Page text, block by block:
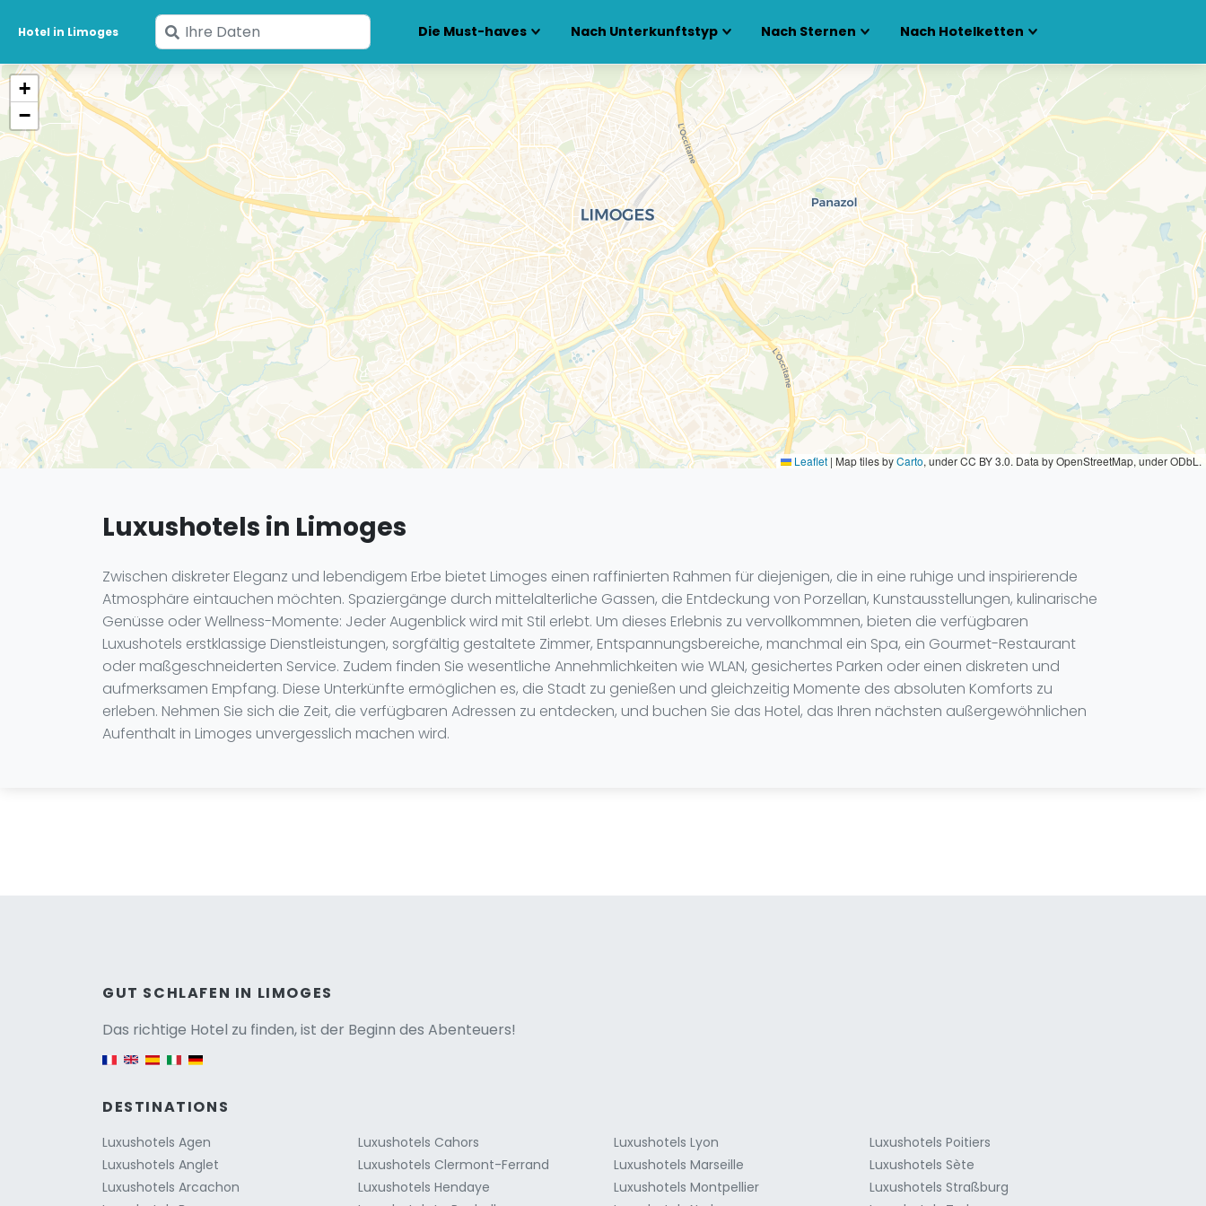
Hotel in Limoges
Geben
Sie
Ihre
Daten
ein
Die Must-haves Nach Unterkunftstyp Nach Sternen Nach Hotelketten
+
−
Leaflet | Map tiles byCarto, under CC BY 3.0. Data by OpenStreetMap, under ODbL.
Luxushotels in Limoges
Zwischen diskreter Eleganz und lebendigem Erbe bietet Limoges einen raffinierten Rahmen für diejenigen, die in eine ruhige und inspirierende
Atmosphäre eintauchen möchten. Spaziergänge durch mittelalterliche Gassen, die Entdeckung von Porzellan, Kunstausstellungen, kulinarische
Genüsse oder Wellness-Momente: Jeder Augenblick wird mit Stil erlebt. Um dieses Erlebnis zu vervollkommnen, bieten die verfügbaren
Luxushotels erstklassige Dienstleistungen, sorgfältig gestaltete Zimmer, Entspannungsbereiche, manchmal ein Spa, ein Gourmet-Restaurant
oder maßgeschneiderten Service. Zudem finden Sie wesentliche Annehmlichkeiten wie WLAN, gesichertes Parken oder einen diskreten und
aufmerksamen Empfang. Diese Unterkünfte ermöglichen es, die Stadt zu genießen und gleichzeitig Momente des absoluten Komforts zu
erleben. Nehmen Sie sich die Zeit, die verfügbaren Adressen zu entdecken, und buchen Sie das Hotel, das Ihren nächsten außergewöhnlichen
Aufenthalt in Limoges unvergesslich machen wird.
GUT SCHLAFEN IN LIMOGES
Das richtige Hotel zu finden, ist der Beginn des Abenteuers!
Versione italiana
DESTINATIONS
Luxushotels Agen
Luxushotels Anglet
Luxushotels Arcachon
Luxushotels Cahors
Luxushotels Clermont-Ferrand
Luxushotels Hendaye
Luxushotels Lyon
Luxushotels Marseille
Luxushotels Montpellier
Luxushotels Poitiers
Luxushotels Sète
Luxushotels Straßburg